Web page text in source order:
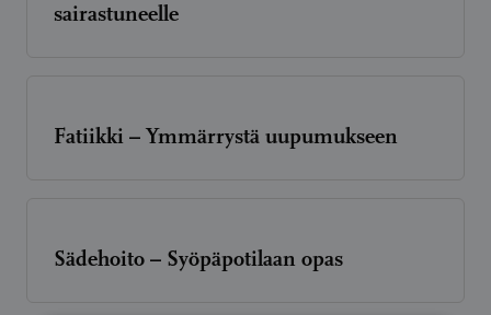
sairastuneelle
Fatiikki – Ymmärrystä uupumukseen
Sädehoito – Syöpäpotilaan opas